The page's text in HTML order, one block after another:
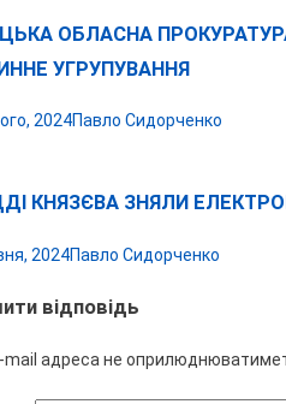
ОБЛАСНА
УГРУПУВАННЯ
2024Павло Сидорченко
КНЯЗЄВА ЗНЯЛИ
2024Павло Сидорченко
відповідь
адреса не